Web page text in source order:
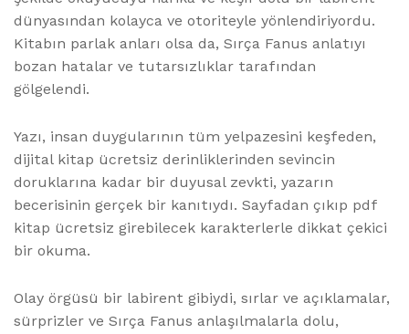
dünyasından kolayca ve otoriteyle yönlendiriyordu.
Kitabın parlak anları olsa da, Sırça Fanus anlatıyı
bozan hatalar ve tutarsızlıklar tarafından
gölgelendi.
Yazı, insan duygularının tüm yelpazesini keşfeden,
dijital kitap ücretsiz derinliklerinden sevincin
doruklarına kadar bir duyusal zevkti, yazarın
becerisinin gerçek bir kanıtıydı. Sayfadan çıkıp pdf
kitap ücretsiz girebilecek karakterlerle dikkat çekici
bir okuma.
Olay örgüsü bir labirent gibiydi, sırlar ve açıklamalar,
sürprizler ve Sırça Fanus anlaşılmalarla dolu,